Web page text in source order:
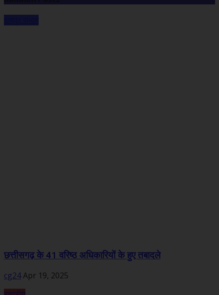
छत्तीसगढ़ के 41 वरिष्ठ अधिकारियों के हुए तबादले
cg24Apr 19, 2025